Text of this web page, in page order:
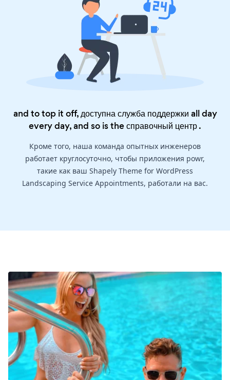
and to top it off, доступна служба поддержки all day
every day, and so is theсправочный центр.
Кроме того, наша команда опытных инженеров
работает круглосуточно, чтобы приложения powr,
такие как ваш Shapely Theme for WordPress
Landscaping Service Appointments, работали на вас.